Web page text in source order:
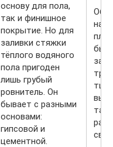
основу для пола,
так и финишное
покрытие. Но для
заливки стяжки
тёплого водяного
пола пригоден
лишь грубый
ровнитель. Он
бывает с разными
основами:
гипсовой и
цементной.
так